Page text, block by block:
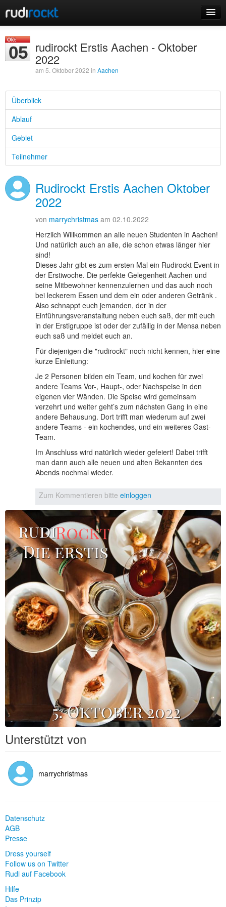
Events
Login
Registrieren
Okt
05 rudirockt Erstis Aachen - Oktober
2022
am 5. Oktober 2022 in Aachen
Überblick
Ablauf
Gebiet
Teilnehmer
Rudirockt Erstis Aachen Oktober
2022
von marrychristmas am 02.10.2022
Herzlich Willkommen an alle neuen Studenten in Aachen!
Und natürlich auch an alle, die schon etwas länger hier
sind!
Dieses Jahr gibt es zum ersten Mal ein Rudirockt Event in
der Erstiwoche. Die perfekte Gelegenheit Aachen und
seine Mitbewohner kennenzulernen und das auch noch
bei leckerem Essen und dem ein oder anderen Getränk .
Also schnappt euch jemanden, der in der
Einführungsveranstaltung neben euch saß, der mit euch
in der Erstigruppe ist oder der zufällig in der Mensa neben
euch saß und meldet euch an.
Für diejenigen die "rudirockt" noch nicht kennen, hier eine
kurze Einleitung:
Je 2 Personen bilden ein Team, und kochen für zwei
andere Teams Vor-, Haupt-, oder Nachspeise in den
eigenen vier Wänden. Die Speise wird gemeinsam
verzehrt und weiter geht’s zum nächsten Gang in eine
andere Behausung. Dort trifft man wiederum auf zwei
andere Teams - ein kochendes, und ein weiteres Gast-
Team.
Im Anschluss wird natürlich wieder gefeiert! Dabei trifft
man dann auch alle neuen und alten Bekannten des
Abends nochmal wieder.
Zum Kommentieren bitte einloggen
Unterstützt von
marrychristmas
Datenschutz
AGB
Presse
Dress yourself
Follow us on Twitter
Rudi auf Facebook
Hilfe
Das Prinzip